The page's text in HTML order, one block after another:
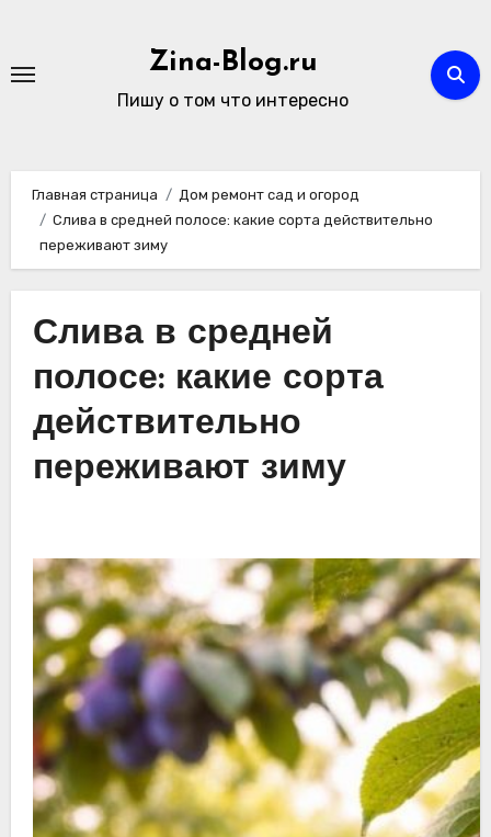
содержимому
Zina-Blog.ru
Пишу о том что интересно
Главная страница
Дом ремонт сад и огород
Слива в средней полосе: какие сорта действительно
переживают зиму
Слива в средней
полосе: какие сорта
действительно
переживают зиму